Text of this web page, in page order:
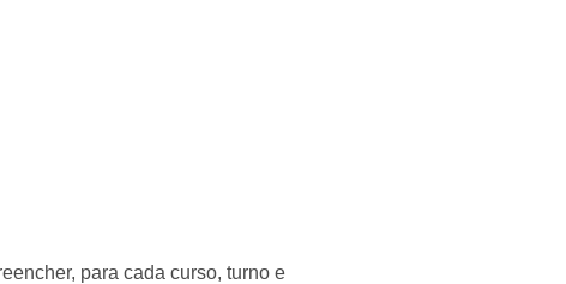
para cada curso, turno e